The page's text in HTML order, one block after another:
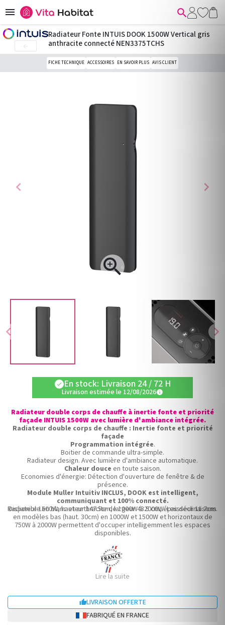
 
chevron_left chevron_right
chevron_left

chevron_right
Radiateur Fonte INTUIS DOOK 1500W Vertical gris
anthracite connecté NEN3375TCHS
FICHE TECHNIQUE ACCESSOIRES EN SAVOIR PLUS AVIS CLIENT
check En stock: Livraison 24 / 72 H
Livraison estimée le 12/08/2026info
Radiateur double corps de chauffe à inertie fonte et priorité
façade INTUIS 1500W avec lumière d'ambiance intégrée.
Radiateur double corps de chauffe : Inertie fonte et priorité
façade
Programmation intégrée.
Boitier de commande ultra-simple.
Radiateur design. Avec lumière d'ambiance automatique.
Chaleur douce en toute saison.
Economies d'énergie: Détection d'ouverture de fenêtre & de
présence.
Module Muller Intuitiv INCLUS, DOOK est intelligent,
communiquant et 100% connecté.
Radiateur 1500W, hauteur 147.5cm, largeur 43.5 cm, épaisseur 11.7cm.
Disponible en blanc et anthracite de 1000W à 2000W. Les déclinaisons
en modèles bas (haut. 30cm) en 1000W et 1500W et horizontaux de
750W à 2000W permettent d'occuper intelligemment les espaces
disponibles.
Lire la suite
LIVRAISON OFFERTE
FABRIQUÉ EN FRANCE